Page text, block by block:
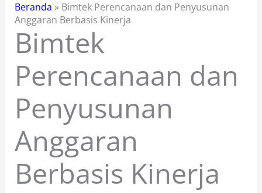
Beranda » Bimtek Perencanaan dan Penyusunan
Anggaran Berbasis Kinerja
Bimtek
Perencanaan dan
Penyusunan
Anggaran
Berbasis Kinerja